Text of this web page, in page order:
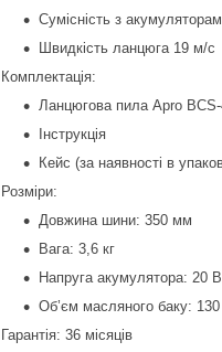
Сумісність з
Швидкість ланцюга 19 м/с
Комплектація:
Ланцюгова пила Apro
Інструкція
Кейс (за наявності в
Розміри:
Довжина шини: 350 мм
Вага: 3,6 кг
Напруга акумулятора: 20 В
Об’єм масляного баку:
Гарантія: 36 місяців